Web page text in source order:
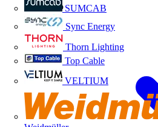
SUMCAB
Sync Energy
Thorn Lighting
Top Cable
VELTIUM
Producto